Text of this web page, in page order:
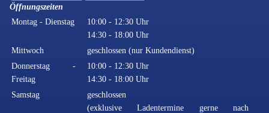
Öffnungszeiten
Montag - Dienstag
10:00 - 12:30 Uhr
14:30 - 18:00 Uhr
Mittwoch
geschlossen (nur Kundendienst)
Donnerstag -
Freitag
10:00 - 12:30 Uhr
14:30 - 18:00 Uhr
Samstag
geschlossen
(exklusive Ladentermine gerne nach